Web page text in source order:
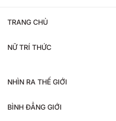
TRANG CHỦ
NỮ TRÍ THỨC
NHÌN RA THẾ GIỚI
BÌNH ĐẲNG GIỚI